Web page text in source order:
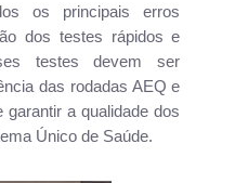
os principais erros
dos testes rápidos e
testes devem ser
das rodadas AEQ e
garantir a qualidade dos
Único de Saúde.